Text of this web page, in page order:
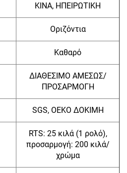
ΚΙΝΑ, ΗΠΕΙΡΩΤΙΚΗ
Οριζόντια
Καθαρό
ΔΙΑΘΕΣΙΜΟ ΑΜΕΣΩΣ/
ΠΡΟΣΑΡΜΟΓΗ
SGS, OEKO ΔΟΚΙΜΗ
RTS: 25 κιλά (1 ρολό),
προσαρμογή: 200 κιλά/
χρώμα